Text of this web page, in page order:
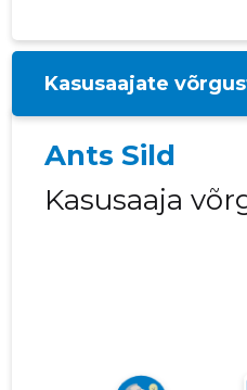
Kasusaajate
Ants Sild
Kasusaaja